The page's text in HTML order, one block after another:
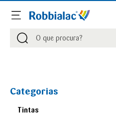
Procurar
Procurar
Categorias
Tintas